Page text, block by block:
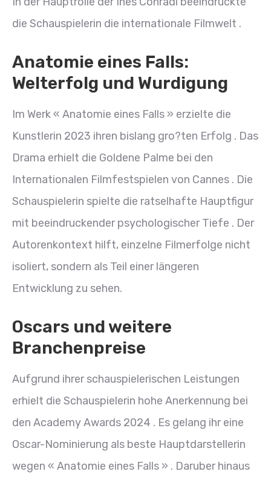
die Schauspielerin die internationale Filmwelt .
Anatomie eines Falls:
Welterfolg und Wurdigung
Im Werk « Anatomie eines Falls » erzielte die
Kunstlerin 2023 ihren bislang gro?ten Erfolg . Das
Drama erhielt die Goldene Palme bei den
Internationalen Filmfestspielen von Cannes . Die
Schauspielerin spielte die ratselhafte Hauptfigur
mit beeindruckender psychologischer Tiefe . Der
Autorenkontext hilft, einzelne Filmerfolge nicht
isoliert, sondern als Teil einer längeren
Entwicklung zu sehen.
Oscars und weitere
Branchenpreise
Aufgrund ihrer schauspielerischen Leistungen
erhielt die Schauspielerin hohe Anerkennung bei
den Academy Awards 2024 . Es gelang ihr eine
Oscar-Nominierung als beste Hauptdarstellerin
wegen « Anatomie eines Falls » . Daruber hinaus